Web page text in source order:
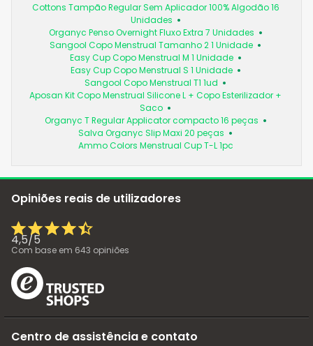
Cottons Tampão Regular Sem Aplicador 100% Algodão 16
Unidades
Organyc Penso Overnight Fluxo Extra 7 Unidades
Sangool Copo Menstrual Tamanho 2 1 Unidade
Easy Cup Copo Menstrual M 1 Unidade
Easy Cup Copo Menstrual S 1 Unidade
Sangool Copo Menstrual T1 1ud
Aposan Kit Copo Menstrual Silicone L + Copo Esterilizador +
Saco
Organyc T Regular Applicator compacto 16 peças
Salva Organyc Slip Maxi 20 peças
Ammo Colors Menstrual Cup T-L 1pc
Opiniões reais de utilizadores
4,5/5
Com base em 643 opiniões
Centro de assistência e contato